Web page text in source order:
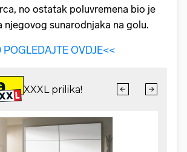
no ostatak poluvremena bio je
njegovog sunarodnjaka na golu.
OVDJE<<